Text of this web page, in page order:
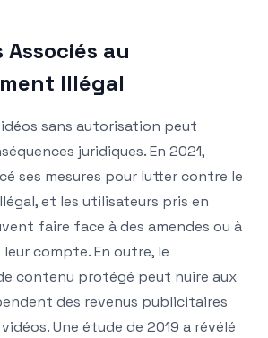
Associés au
Illégal
sans autorisation peut
juridiques. En 2021,
ses mesures pour lutter contre le
et les utilisateurs pris en
faire face à des amendes ou à
compte. En outre, le
contenu protégé peut nuire aux
des revenus publicitaires
Une étude de 2019 a révélé